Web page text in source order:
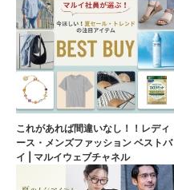
これがあれば間違いなし！！レディ
ース・メンズファッション ベストバ
イ | マルイウェブチャネル